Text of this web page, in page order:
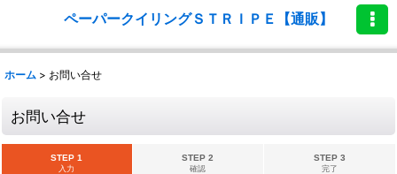
ペーパークイリングＳＴＲＩＰＥ【通販】
ホーム > お問い合せ
お問い合せ
STEP 1
入力
STEP 2
確認
STEP 3
完了